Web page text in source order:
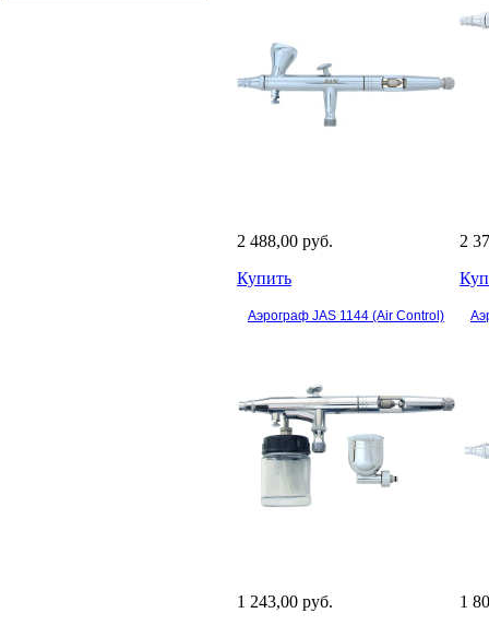
2 488,00 руб.
Купить
2
Аэрограф JAS 1144 (Air Control)
1 243,00 руб. 1